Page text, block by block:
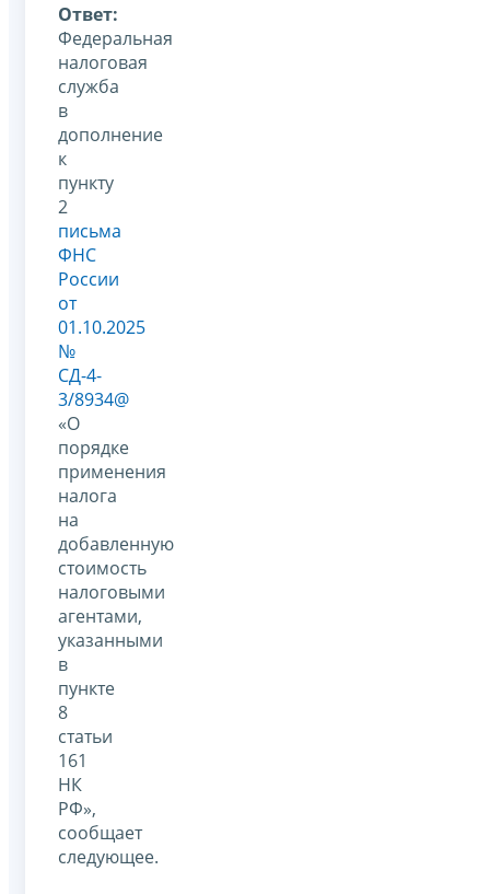
Ответ:
Федеральная
налоговая
служба
в
дополнение
к
пункту
2
письма
ФНС
России
от
01.10.2025
№
СД-4-
3/8934@
«О
порядке
применения
налога
на
добавленную
стоимость
налоговыми
агентами,
указанными
в
пункте
8
статьи
161
НК
РФ»,
сообщает
следующее.